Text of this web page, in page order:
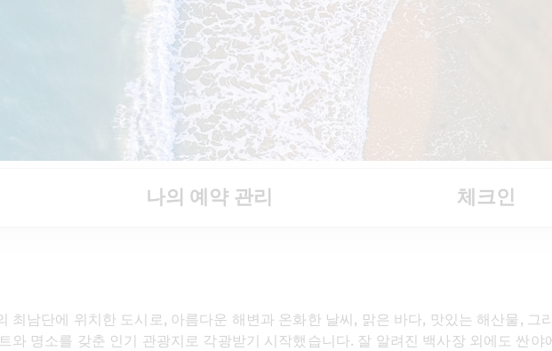
나의 예약 관리 체크인
최남단에 위치한 도시로, 아름다운 해변과 온화한 날씨, 맑은 바다, 맛있는 해산물,
와 명소를 갖춘 인기 관광지로 각광받기 시작했습니다. 잘 알려진 백사장 외에도 싼